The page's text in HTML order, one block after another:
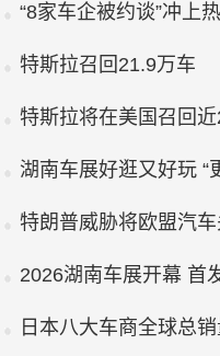
“8家车企被约谈”冲上
特斯拉召回21.9万车
特斯拉将在美国召回
湖南车展好逛又好玩 “
特朗普威胁将欧盟汽
2026湖南车展开幕 首
日本八大车商全球总